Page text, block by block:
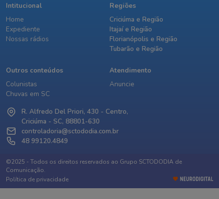
Intitucional
Home
Expediente
Nossas rádios
Regiões
Criciúma e Região
Itajaí e Região
Florianópolis e Região
Tubarão e Região
Outros conteúdos
Colunistas
Chuvas em SC
Atendimento
Anuncie
R. Alfredo Del Priori, 430 - Centro,
Criciúma - SC, 88801-630
controladoria@sctododia.com.br
48 99120.4849
©2025 - Todos os direitos reservados ao Grupo SCTODODIA de
Comunicação.
Política de privacidade